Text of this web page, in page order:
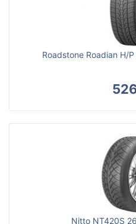
Roadstone Roadian H/
Nitto NT420S